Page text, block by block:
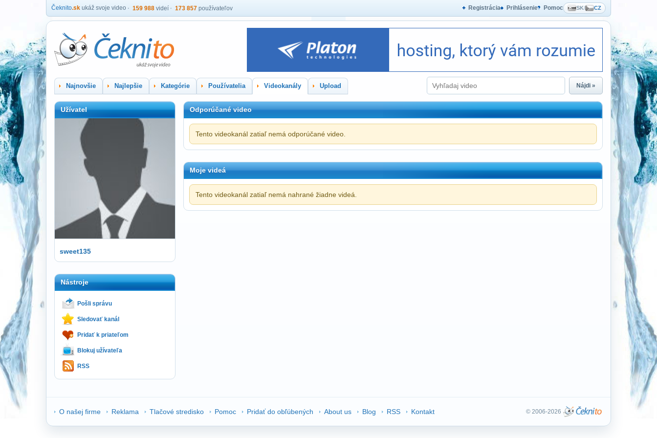
Čeknito.sk ukáž svoje video 159 988 videí 173 857 používateľov Registrácia Prihlásenie Pomoc SK/ CZ
Najnovšie Najlepšie Kategórie Používatelia Videokanály Upload Nájdi »
Užívatel
sweet135
Nástroje
Pošli správu
Sledovať kanál
Pridať k priateľom
Blokuj užívateľa
RSS
Odporúčané video
Tento videokanál zatiaľ nemá odporúčané video.
Moje videá
Tento videokanál zatiaľ nemá nahrané žiadne videá.
O našej firme Reklama Tlačové stredisko Pomoc Pridať do obľúbených About us Blog RSS Kontakt © 2006-2026